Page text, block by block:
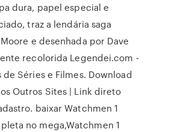
dura, papel especial e
traz a lendária saga
e desenhada por Dave
recolorida Legendei.com -
de Séries e Filmes. Download
Outros Sites | Link direto
baixar Watchmen 1
no mega,Watchmen 1